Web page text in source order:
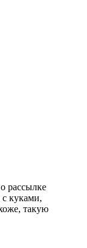
рассылке
куками,
такую